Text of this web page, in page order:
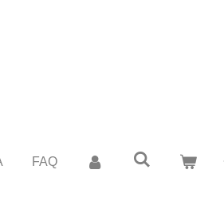
FAQ